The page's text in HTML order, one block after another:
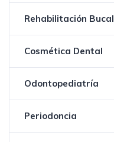
Rehabilitación Bucal
Cosmética Dental
Odontopediatría
Periodoncia